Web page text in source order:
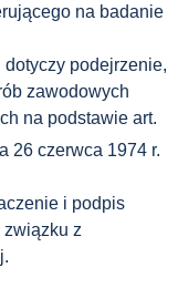
na badanie
podejrzenie,
zawodowych
na podstawie art.
26 czerwca 1974 r.
i podpis
związku z